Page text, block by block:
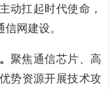
动扛起时代使命，
网建设。
聚焦通信芯片、高
势资源开展技术攻